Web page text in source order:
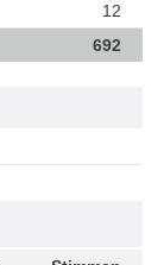
12
692